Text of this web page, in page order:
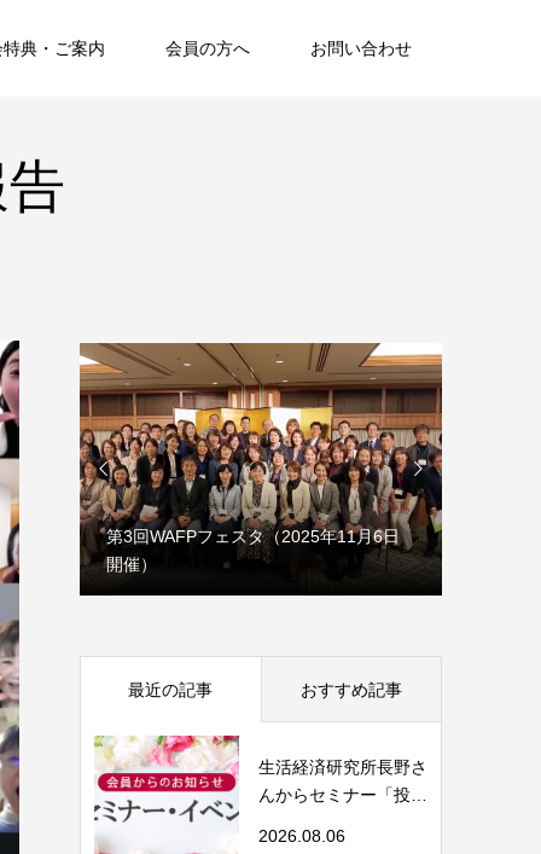
典・ご案内 会員の方へ お問い合わせ

年11月6日
理事会だより（6月）

最近の記事 おすすめ記事
生活経済研究所長野さ
んからセミナー「投資
2026.08.06